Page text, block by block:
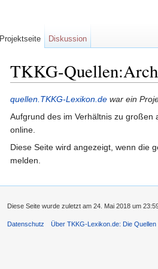
TKKG-
quellen.TKKG-Lexikon.de war ein
Aufgrund des im Verhältnis zu großen
online.
Diese Seite wird angezeigt, wenn die
melden.
Projektseite Diskussion
Diese Seite wurde zuletzt am 24. Mai 2018 um
Datenschutz Über TKKG-Lexikon.de: Die